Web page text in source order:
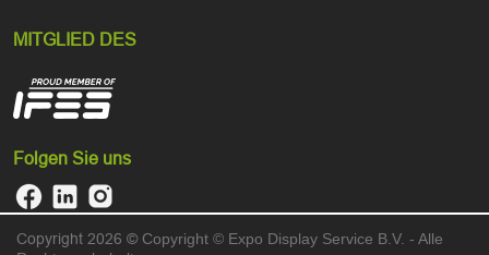
MITGLIED DES
Folgen Sie uns
Copyright 2026 © Copyright © Expo Display Service B.V. - Alle